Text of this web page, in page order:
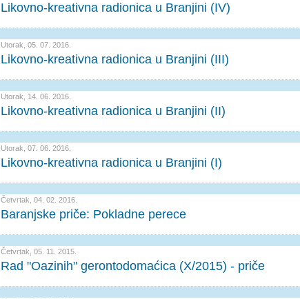
Likovno-kreativna radionica u Branjini (IV)
Utorak, 05. 07. 2016.
Likovno-kreativna radionica u Branjini (III)
Utorak, 14. 06. 2016.
Likovno-kreativna radionica u Branjini (II)
Utorak, 07. 06. 2016.
Likovno-kreativna radionica u Branjini (I)
Četvrtak, 04. 02. 2016.
Baranjske priče: Pokladne perece
Četvrtak, 05. 11. 2015.
Rad "Oazinih" gerontodomaćica (X/2015) - priče